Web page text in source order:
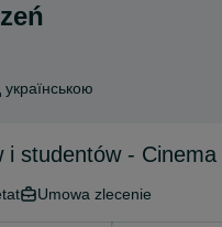
i studentów -
Umowa zlecenie